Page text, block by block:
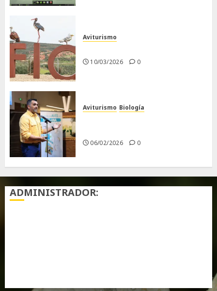
Aviturismo
10/03/2026 0
Aviturismo Biología
06/02/2026 0
ADMINISTRADOR: